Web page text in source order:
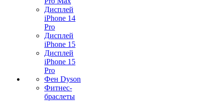
Дисплей
iPhone 14
Pro
Дисплей
iPhone 15
Дисплей
iPhone 15
Pro
Фен Dyson
Фитнес-
браслеты